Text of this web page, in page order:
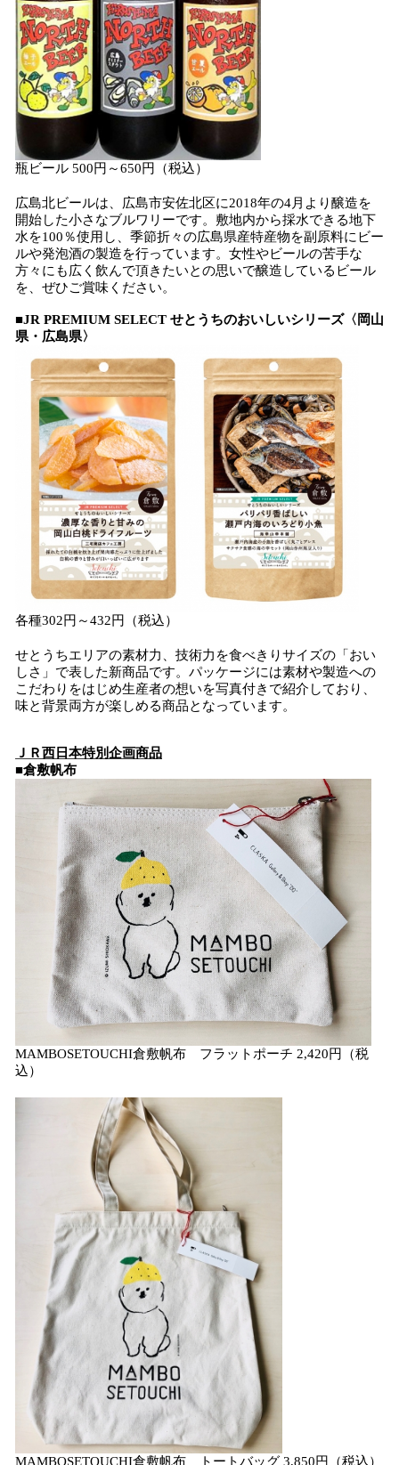
瓶ビール 500円～650円（税込）
広島北ビールは、広島市安佐北区に2018年の4月より醸造を
開始した小さなブルワリーです。敷地内から採水できる地下
水を100％使用し、季節折々の広島県産特産物を副原料にビー
ルや発泡酒の製造を行っています。女性やビールの苦手な
方々にも広く飲んで頂きたいとの思いで醸造しているビール
を、ぜひご賞味ください。
■JR PREMIUM SELECT せとうちのおいしいシリーズ〈岡山
県・広島県〉
各種302円～432円（税込）
せとうちエリアの素材力、技術力を食べきりサイズの「おい
しさ」で表した新商品です。パッケージには素材や製造への
こだわりをはじめ生産者の想いを写真付きで紹介しており、
味と背景両方が楽しめる商品となっています。
ＪＲ西日本特別企画商品
■倉敷帆布
MAMBOSETOUCHI倉敷帆布 フラットポーチ 2,420円（税
込）
MAMBOSETOUCHI倉敷帆布 トートバッグ 3,850円（税込）